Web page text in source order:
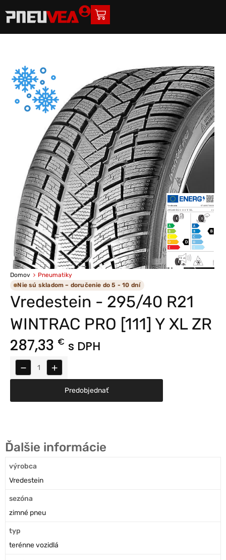
Domov
Pneumatiky
Nie sú skladom – doručenie do 5 - 10 dní
Vredestein - 295/40 R21
WINTRAC PRO [111] Y XL ZR
287,33 € s DPH
− +
Predobjednať
Ďalšie informácie
výrobca
Vredestein
sezóna
zimné pneu
typ
terénne vozidlá